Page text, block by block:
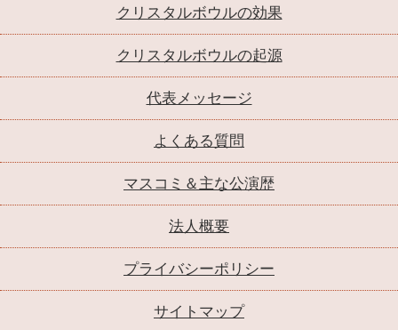
クリスタルボウルの効果
クリスタルボウルの起源
代表メッセージ
よくある質問
マスコミ＆主な公演歴
法人概要
プライバシーポリシー
サイトマップ